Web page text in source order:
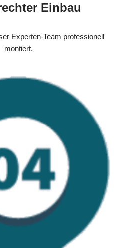
Einbau
Experten-Team professionell
montiert.